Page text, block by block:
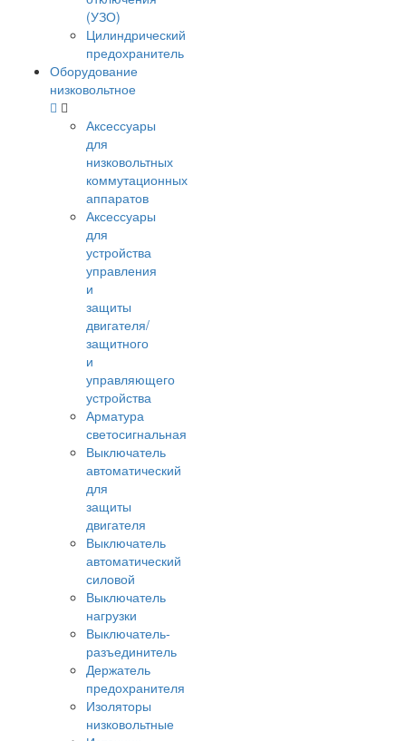
(УЗО)
Цилиндрический
предохранитель
Оборудование
низковольтное
Аксессуары
для
низковольтных
коммутационных
аппаратов
Аксессуары
для
устройства
управления
и
защиты
двигателя/
защитного
и
управляющего
устройства
Арматура
светосигнальная
Выключатель
автоматический
для
защиты
двигателя
Выключатель
автоматический
силовой
Выключатель
нагрузки
Выключатель-
разъединитель
Держатель
предохранителя
Изоляторы
низковольтные